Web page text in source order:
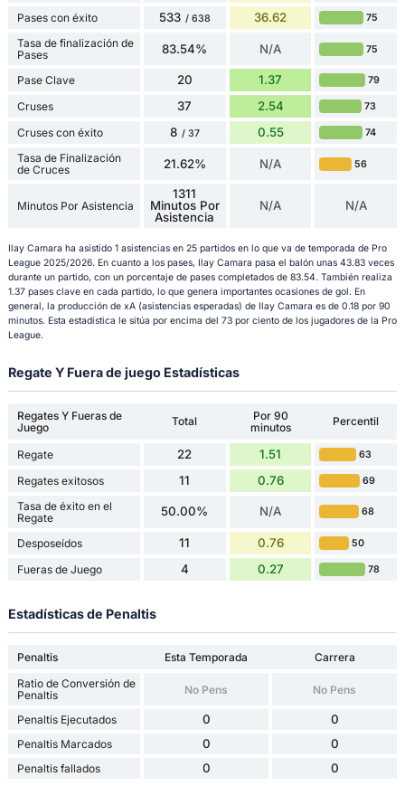
Pases con éxito 533 / 638 36.62 75
Tasa de finalización de
Pases
83.54% N/A 75
Pase Clave 20 1.37 79
Cruses 37 2.54 73
Cruses con éxito 8 / 37 0.55 74
Tasa de Finalización
de Cruces
21.62% N/A 56
Minutos Por Asistencia
1311
Minutos Por
Asistencia
N/A N/A
Ilay Camara ha asistido 1 asistencias en 25 partidos en lo que va de temporada de Pro
League 2025/2026. En cuanto a los pases, Ilay Camara pasa el balón unas 43.83 veces
durante un partido, con un porcentaje de pases completados de 83.54. También realiza
1.37 pases clave en cada partido, lo que genera importantes ocasiones de gol. En
general, la producción de xA (asistencias esperadas) de Ilay Camara es de 0.18 por 90
minutos. Esta estadística le sitúa por encima del 73 por ciento de los jugadores de la Pro
League.
Regate Y Fuera de juego Estadísticas
Regates Y Fueras de
Juego
Total
Por 90
minutos
Percentil
Regate 22 1.51 63
Regates exitosos 11 0.76 69
Tasa de éxito en el
Regate
50.00% N/A 68
Desposeídos 11 0.76 50
Fueras de Juego 4 0.27 78
Estadísticas de Penaltis
Penaltis Esta Temporada
Carrera
Ratio de Conversión de
Penaltis
No Pens No Pens
Penaltis Ejecutados 0 0
Penaltis Marcados 0 0
Penaltis fallados 0 0